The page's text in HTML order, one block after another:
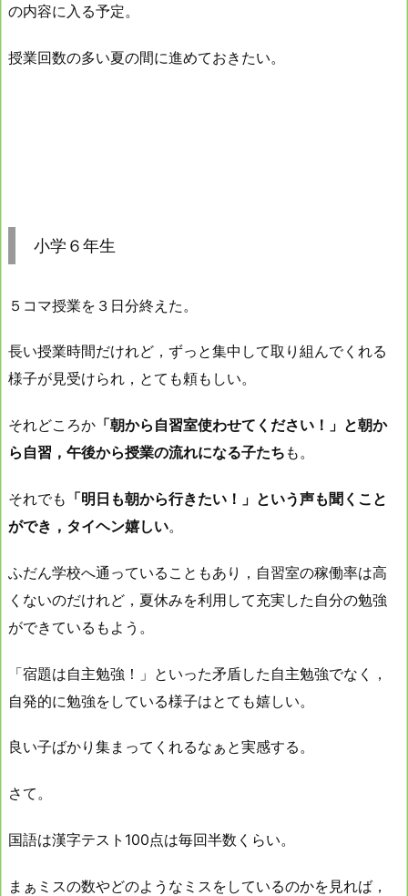
の内容に入る予定。
授業回数の多い夏の間に進めておきたい。
小学６年生
５コマ授業を３日分終えた。
長い授業時間だけれど，ずっと集中して取り組んでくれる
様子が見受けられ，とても頼もしい。
それどころか 「朝から自習室使わせてください！」と朝か
ら自習，午後から授業の流れになる子たち も。
それでも 「明日も朝から行きたい！」という声も聞くこと
ができ，タイヘン嬉しい。
ふだん学校へ通っていることもあり，自習室の稼働率は高
くないのだけれど，夏休みを利用して充実した自分の勉強
ができているもよう。
「宿題は自主勉強！」といった矛盾した自主勉強でなく，
自発的に勉強をしている様子はとても嬉しい。
良い子ばかり集まってくれるなぁと実感する。
さて。
国語は漢字テスト100点は毎回半数くらい。
まぁミスの数やどのようなミスをしているのかを見れば，